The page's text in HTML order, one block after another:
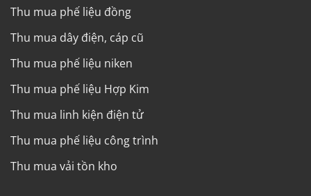
Thu mua phế liệu đồng
Thu mua dây điện, cáp cũ
Thu mua phế liệu niken
Thu mua phế liệu Hợp Kim
Thu mua linh kiện điện tử
Thu mua phế liệu công trình
Thu mua vải tồn kho